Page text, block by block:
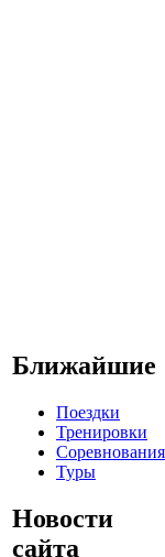
Ближайшие
Поездки
Тренировки
Соревнования
Туры
Новости
сайта